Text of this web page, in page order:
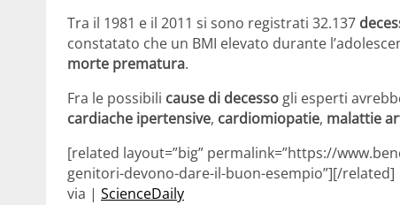
Tra il 1981 e il 2011 si sono registrati 32.137
constatato che un BMI elevato durante
morte prematura.
Fra le possibili cause di decesso gli esperti
cardiache ipertensive, cardiomiopatie, malattie
[related layout=”big” permalink=”https://
genitori-devono-dare-il-buon-esempio”][/related]
via | ScienceDaily